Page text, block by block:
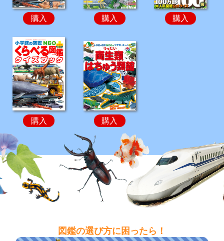
購入 購入 購入
購入 購入
図鑑の選び方に困ったら！